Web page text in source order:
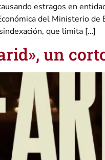
estragos en
del Ministerio
que limita […]
un